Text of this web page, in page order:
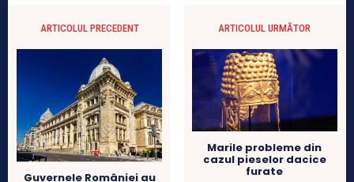
ARTICOLUL PRECEDENT
Guvernele României au
ARTICOLUL URMĂTOR
Marile probleme din
cazul pieselor dacice
furate